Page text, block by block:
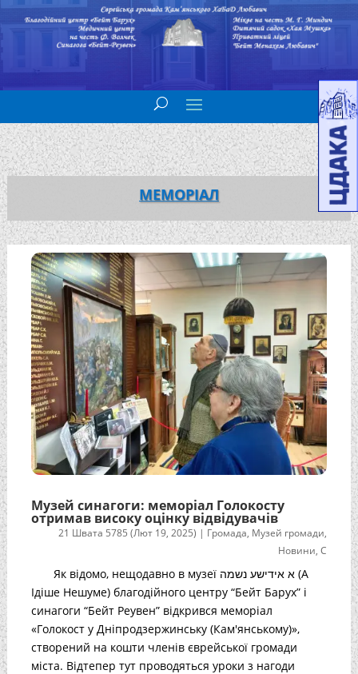
МЕМОРІАЛ
Музей синагоги: меморіал Голокосту
отримав високу оцінку відвідувачів
21 Швата 5785 (Лют 19, 2025) | Громада, Музей громади,
Новини,С
Як відомо, нещодавно в музеї א אידישע נשמה (А
Ідіше Нешуме) благодійного центру “Бейт Барух” і
синагоги “Бейт Реувен” відкрився меморіал
«Голокост у Дніпродзержинську (Кам'янському)»,
створений на кошти членів єврейської громади
міста. Відтепер тут проводяться уроки з нагоди